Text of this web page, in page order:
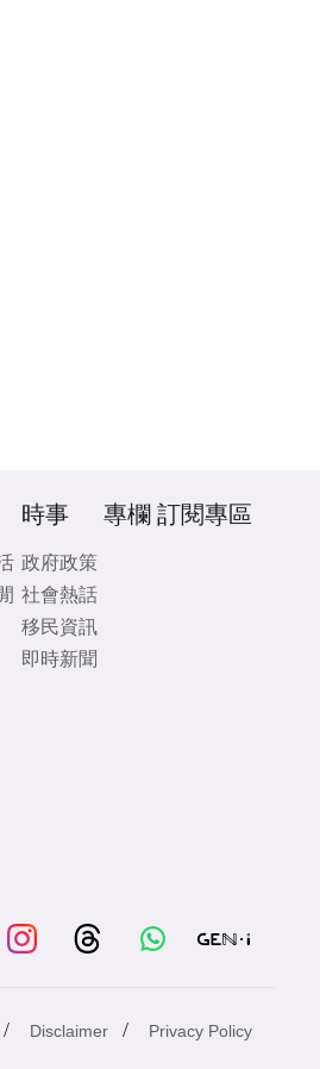
時事
政府政策
社會熱話
移民資訊
即時新聞
專欄 訂閱專區
/ Disclaimer / Privacy Policy